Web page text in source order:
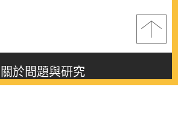
關於問題與研究
About this journal